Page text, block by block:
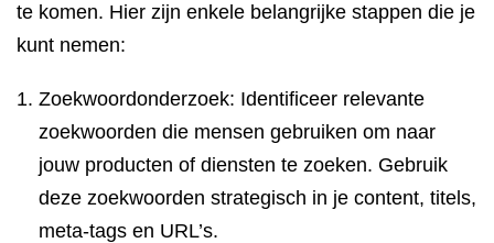
te komen. Hier zijn enkele belangrijke stappen die je
kunt nemen:
Zoekwoordonderzoek: Identificeer relevante
zoekwoorden die mensen gebruiken om naar
jouw producten of diensten te zoeken. Gebruik
deze zoekwoorden strategisch in je content, titels,
meta-tags en URL’s.